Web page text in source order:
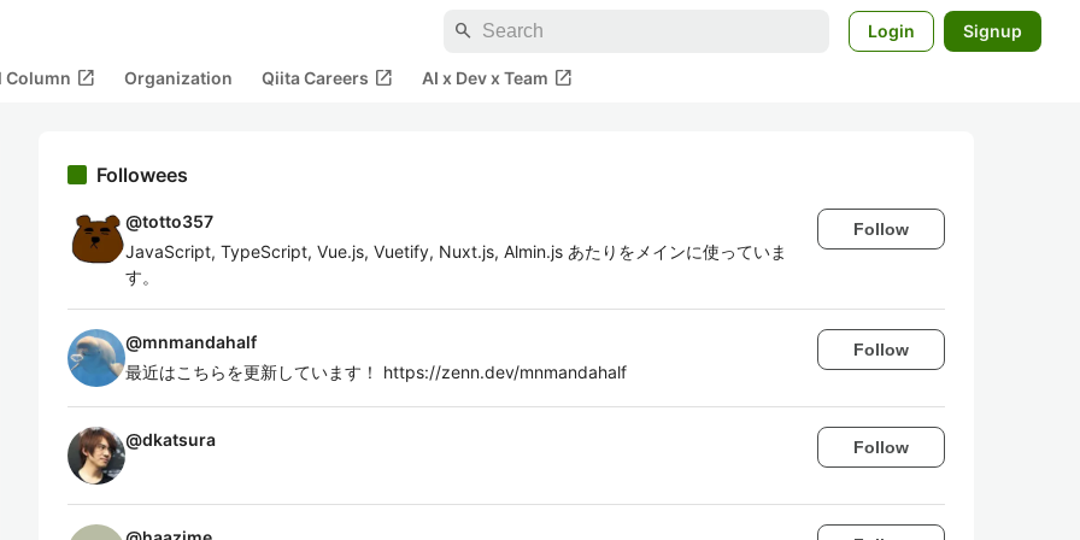
search Login Signup
Column open_in_new Organization Qiita Careers open_in_new AI x Dev x Team open_in_new
Followees
@totto357
JavaScript, TypeScript, Vue.js, Vuetify, Nuxt.js, Almin.js あたりをメインに使っていま
す。
Follow
@mnmandahalf
最近はこちらを更新しています！ https://zenn.dev/mnmandahalf
Follow
@dkatsura Follow